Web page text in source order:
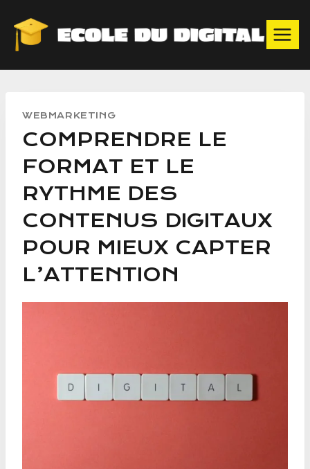
WEBMARKETING
COMPRENDRE LE
FORMAT ET LE
RYTHME DES
CONTENUS DIGITAUX
POUR MIEUX CAPTER
L’ATTENTION